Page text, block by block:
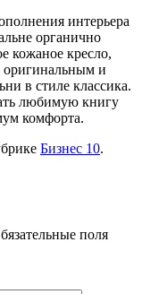
интерьера
органично
кожаное кресло,
оригинальным и
в стиле классика.
любимую книгу
комфорта.
Бизнес 10.
поля